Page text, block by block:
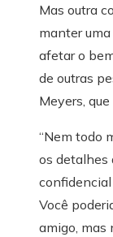
Mas outra
manter
afetar o
de outras
Meyers,
“Nem todo
os detalhes
confidencial
Você
amigo, mas